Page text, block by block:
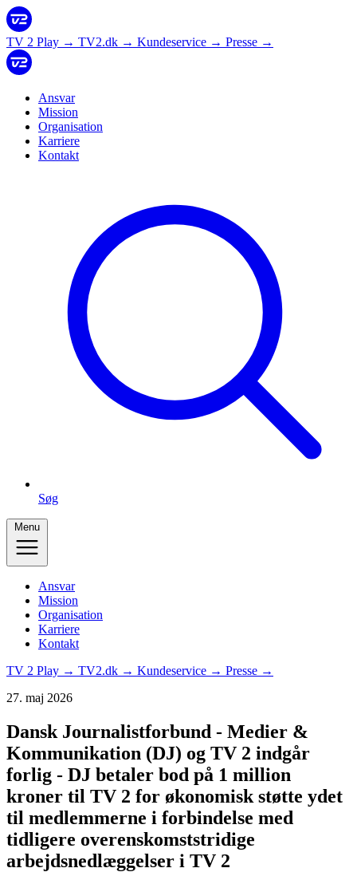
TV 2 Play → TV2.dk → Kundeservice → Presse →
Ansvar
Mission
Organisation
Karriere
Kontakt
Søg
Menu
Ansvar
Mission
Organisation
Karriere
Kontakt
TV 2 Play → TV2.dk → Kundeservice → Presse →
27. maj 2026
Dansk Journalistforbund - Medier &
Kommunikation (DJ) og TV 2 indgår
forlig - DJ betaler bod på 1 million
kroner til TV 2 for økonomisk støtte ydet
til medlemmerne i forbindelse med
tidligere overenskomststridige
arbejdsnedlæggelser i TV 2